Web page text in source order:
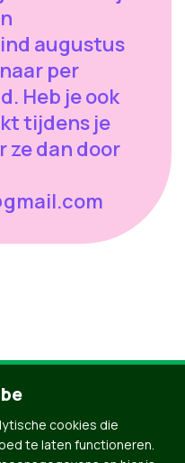
augustus
per
Heb je ook
tijdens je
ze dan door
cookies die
te laten functioneren.